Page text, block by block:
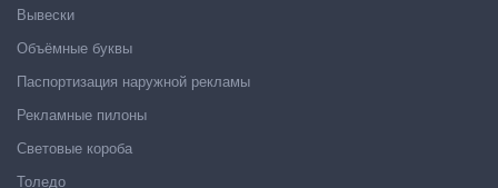
Вывески
Объёмные буквы
Паспортизация наружной рекламы
Рекламные пилоны
Световые короба
Толедо